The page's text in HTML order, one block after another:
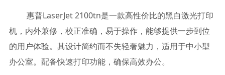
惠普LaserJet 2100tn是一款高性价比的黑白激光打印
机，内外兼修，校正准确，易于操作，能够提供一步到位
的用户体验。其设计简约而不失轻奢魅力，适用于中小型
办公室。配备快速打印功能，确保高效办公。